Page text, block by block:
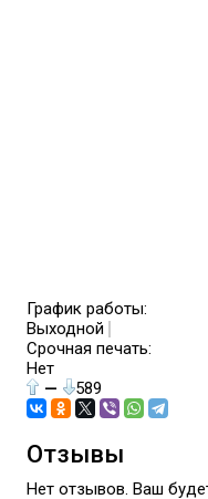
График работы:
Выходной
Срочная печать:
Нет
—
589
Отзывы
Нет отзывов. Ваш